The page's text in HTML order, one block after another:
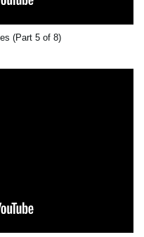
(Part 5 of 8)